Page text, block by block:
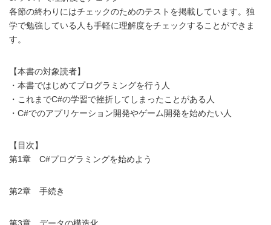
各節の終わりにはチェックのためのテストを掲載しています。独
学で勉強している人も手軽に理解度をチェックすることができま
す。
【本書の対象読者】
・本書ではじめてプログラミングを行う人
・これまでC#の学習で挫折してしまったことがある人
・C#でのアプリケーション開発やゲーム開発を始めたい人
【目次】
第1章 C#プログラミングを始めよう
第2章 手続き
第3章 データの構造化